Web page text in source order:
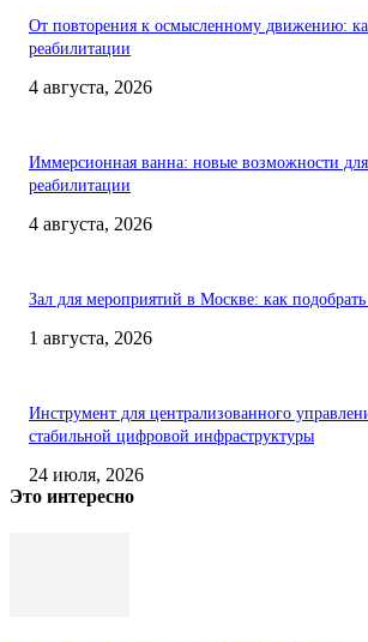
От повторения к осмысленному движению:
реабилитации
4 августа, 2026
Иммерсионная ванна: новые возможности
реабилитации
4 августа, 2026
Зал для мероприятий в Москве: как подобрать
1 августа, 2026
Инструмент для централизованного
стабильной цифровой инфраструктуры
24 июля, 2026
Это интересно